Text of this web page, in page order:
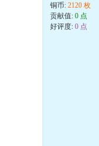
铜币: 2120 枚
贡献值: 0 点
好评度: 0 点